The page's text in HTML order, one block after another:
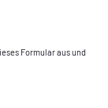
Formular aus und